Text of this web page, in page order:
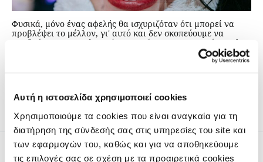
Αυτή η ιστοσελίδα χρησιμοποιεί cookies
Χρησιμοποιούμε τα cookies που είναι αναγκαία για τη
διατήρηση της σύνδεσής σας στις υπηρεσίες του site και
των εφαρμογών του, καθώς και για να αποθηκεύουμε
τις επιλογές σας σε σχέση με τα προαιρετικά cookies
Φυσικά, μόνο ένας αφελής θα ισχυριζόταν ότι μπορεί να
προβλέψει το μέλλον, γι' αυτό και δεν σκοπεύουμε να
προβούμε σε προεκλογικές προγνώσεις. Αντ’ αυτού, το The
Conversation ζήτησε από ειδικούς να αναλύσουν τι
διακυβεύεται σε πέντε χώρες που οδεύουν προς τις κάλπες:
τον Καναδά, τη Γερμανία, τη Χιλή, τη Λευκορωσία και τις